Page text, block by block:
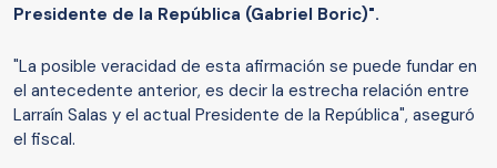
Presidente de la República (Gabriel Boric)".
"La posible veracidad de esta afirmación se puede fundar en
el antecedente anterior, es decir la estrecha relación entre
Larraín Salas y el actual Presidente de la República", aseguró
el fiscal.